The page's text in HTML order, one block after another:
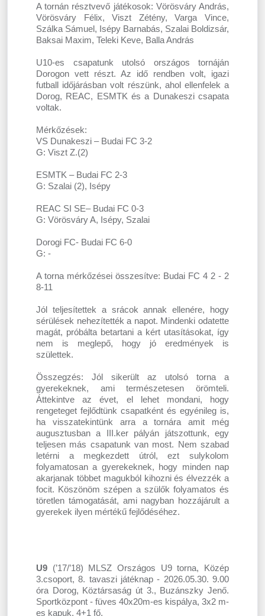
A tornán résztvevő játékosok: Vörösváry András,
Vörösváry Félix, Viszt Zétény, Varga Vince,
Szálka Sámuel, Isépy Barnabás, Szalai Boldizsár,
Baksai Maxim, Teleki Keve, Balla András
U10-es csapatunk utolsó országos tornáján
Dorogon vett részt. Az idő rendben volt, igazi
futball időjárásban volt részünk, ahol ellenfelek a
Dorog, REAC, ESMTK és a Dunakeszi csapata
voltak.
Mérkőzések:
VS Dunakeszi – Budai FC 3-2
G: Viszt Z.(2)
ESMTK – Budai FC 2-3
G: Szalai (2), Isépy
REAC SI SE– Budai FC 0-3
G: Vörösváry A, Isépy, Szalai
Dorogi FC- Budai FC 6-0
G: -
A torna mérkőzései összesítve: Budai FC 4 2 - 2
8-11
Jól teljesítettek a srácok annak ellenére, hogy
sérülések nehezítették a napot. Mindenki odatette
magát, próbálta betartani a kért utasításokat, így
nem is meglepő, hogy jó eredmények is
születtek.
Összegzés: Jól sikerült az utolsó torna a
gyerekeknek, ami természetesen örömteli.
Áttekintve az évet, el lehet mondani, hogy
rengeteget fejlődtünk csapatként és egyénileg is,
ha visszatekintünk arra a tornára amit még
augusztusban a III.ker pályán játszottunk, egy
teljesen más csapatunk van most. Nem szabad
letérni a megkezdett útról, ezt sulykolom
folyamatosan a gyerekeknek, hogy minden nap
akarjanak többet magukból kihozni és élvezzék a
focit. Köszönöm szépen a szülők folyamatos és
töretlen támogatását, ami nagyban hozzájárult a
gyerekek ilyen mértékű fejlődéséhez.
U9 (’17/’18) MLSZ Országos U9 torna, Közép
3.csoport, 8. tavaszi játéknap - 2026.05.30. 9.00
óra Dorog, Köztársaság út 3., Buzánszky Jenő.
Sportközpont - füves 40x20m-es kispálya, 3x2 m-
es kapuk, 4+1 fő,